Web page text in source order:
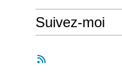
Suivez-moi